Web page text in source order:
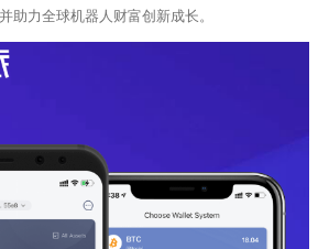
助力全球机器人财富创新成长。